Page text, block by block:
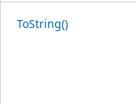
ToString()